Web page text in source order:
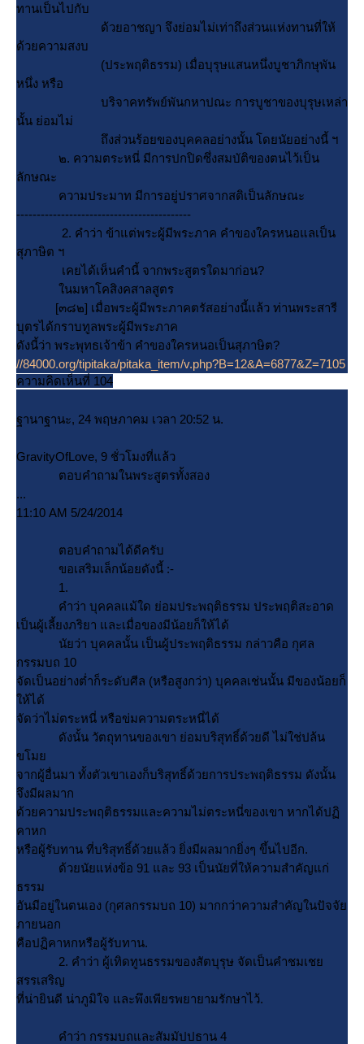
ทานเป็นไปกับ
ด้วยอาชญา จึงย่อมไม่เท่าถึงส่วนแห่งทานที่ให้
ด้วยความสงบ
(ประพฤติธรรม) เมื่อบุรุษแสนหนึ่งบูชาภิกษุพัน
หนึ่ง หรือ
บริจาคทรัพย์พันกหาปณะ การบูชาของบุรุษเหล่า
นั้น ย่อมไม่
ถึงส่วนร้อยของบุคคลอย่างนั้น โดยนัยอย่างนี้ ฯ
๒. ความตระหนี่ มีการปกปิดซึ่งสมบัติของตนไว้เป็น
ลักษณะ
ความประมาท มีการอยู่ปราศจากสติเป็นลักษณะ
-------------------------------------------
2. คำว่า ข้าแต่พระผู้มีพระภาค คำของใครหนอแลเป็น
สุภาษิต ฯ
เคยได้เห็นคำนี้ จากพระสูตรใดมาก่อน?
นมหาโคสิงคสาลสูตร
[๓๘๒] เมื่อพระผู้มีพระภาคตรัสอย่างนี้แล้ว ท่านพระสารี
บุตรได้กราบทูลพระผู้มีพระภาค
ดังนี้ว่า พระพุทธเจ้าข้า คำของใครหนอเป็นสุภาษิต?
//84000.org/tipitaka/pitaka_item/v.php?B=12&A=6877&Z=7105
ความคิดเห็นที่ 104
ฐานาฐานะ, 24 พฤษภาคม เวลา 20:52 น.
GravityOfLove, 9 ชั่วโมงที่แล้ว
ตอบคำถามในพระสูตรทั้งสอง
...
11:10 AM 5/24/2014
ตอบคำถามได้ดีครับ
ขอเสริมเล็กน้อยดังนี้ :-
1.
คำว่า บุคคลแม้ใด ย่อมประพฤติธรรม ประพฤติสะอาด
เป็นผู้เลี้ยงภริยา และเมื่อของมีน้อยก็ให้ได้
นัยว่า บุคคลนั้น เป็นผู้ประพฤติธรรม กล่าวคือ กุศล
กรรมบถ 10
จัดเป็นอย่างต่ำก็ระดับศีล (หรือสูงกว่า) บุคคลเช่นนั้น มีของน้อยก็
ห้ได้
จัดว่าไม่ตระหนี่ หรือข่มความตระหนี่ได้
ดังนั้น วัตถุทานของเขา ย่อมบริสุทธิ์ด้วยดี ไม่ใช่ปล้น
ขโม
จากผู้อื่นมา ทั้งตัวเขาเองก็บริสุทธิ์ด้วยการประพฤติธรรม ดังนั้น
จึงมีผลมาก
ด้วยความประพฤติธรรมและความไม่ตระหนี่ของเขา หากได้ปฏิ
คาหก
หรือผู้รับทาน ที่บริสุทธิ์ด้วยแล้ว ยิ่งมีผลมากยิ่งๆ ขึ้นไปอีก.
ด้วยนัยแห่งข้อ 91 และ 93 เป็นนัยที่ให้ความสำคัญแก่
ธรรม
อันมีอยู่ในตนเอง (กุศลกรรมบถ 10) มากกว่าความสำคัญในปัจจั
ภายนอก
คือปฏิคาหกหรือผู้รับทาน.
2. คำว่า ผู้เทิดทูนธรรมของสัตบุรุษ จัดเป็นคำชมเช
สรรเสริญ
ที่น่ายินดี น่าภูมิใจ และพึงเพียรพยายามรักษาไว้.
คำว่า กรรมบถและสัมมัปปธาน 4